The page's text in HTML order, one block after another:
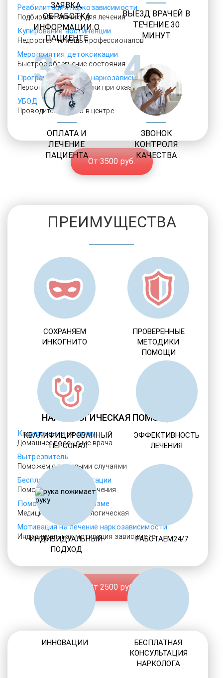
Реабилитация наркозависимости
Подбираем клинику для лечения
Купирование абстиненции
Недорогая помощь профессионалов
Мероприятия детоксикации
Быстрое облегчение состояния
Программы лечения наркозависимости
Персональные методики при оказании услуг
УБОД
Проводится только в центре
От 3500 руб.
НАРКОЛОГИЧЕСКАЯ ПОМОЩЬ
Кодирование на дому
Домашнее посещение врача
Вытрезвитель
Поможем с тяжелыми случаями
Бесплатные консультации
Помощь с подбором лечения
Помощь при алкоголизме
Медицинская и психологическая
Мотивация на лечение наркозависимости
Индивидуальная мотивация зависимого
От 2500 руб.
ЗАЯВКА,
ОБРАБОТКА
ИНФОРМАЦИИ О
ПАЦИЕНТЕ
ВЫЕЗД ВРАЧЕЙ В
ТЕЧЕНИЕ 30
МИНУТ
3
ОПЛАТА И
ЛЕЧЕНИЕ
ПАЦИЕНТА
4
ЗВОНОК
КОНТРОЛЯ
КАЧЕСТВА
ПРЕИМУЩЕСТВА
СОХРАНЯЕМ
ИНКОГНИТО
ПРОВЕРЕННЫЕ
МЕТОДИКИ
ПОМОЩИ
КВАЛИФИЦИРОВАННЫЙ
ПЕРСОНАЛ
ЭФФЕКТИВНОСТЬ
ЛЕЧЕНИЯ
ИНДИВИДУАЛЬНЫЙ
ПОДХОД
РАБОТАЕМ24/7
ИННОВАЦИИ
БЕСПЛАТНАЯ
КОНСУЛЬТАЦИЯ
НАРКОЛОГА